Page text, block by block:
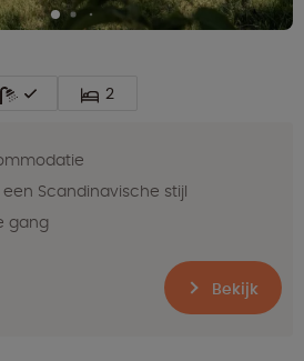
2
Scandinavische stijl
gang
Bekijk